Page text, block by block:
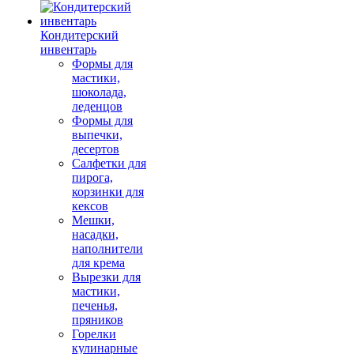
Кондитерский
инвентарь
Формы для
мастики,
шоколада,
леденцов
Формы для
выпечки,
десертов
Салфетки для
пирога,
корзинки для
кексов
Мешки,
насадки,
наполнители
для крема
Вырезки для
мастики,
печенья,
пряников
Горелки
кулинарные